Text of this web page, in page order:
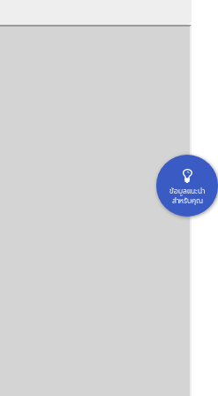
ข้อมูลแนะนำ
สำหรับคุณ